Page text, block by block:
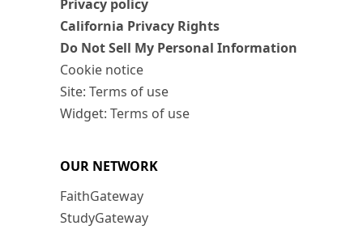
Privacy policy
California Privacy Rights
Do Not Sell My Personal Information
Cookie notice
Site: Terms of use
Widget: Terms of use
OUR NETWORK
FaithGateway
StudyGateway